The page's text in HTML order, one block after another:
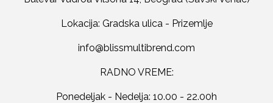
Lokacija: Gradska ulica - Prizemlje
RADNO VREME:
Ponedeljak - Nedelja: 10.00 - 22.00h